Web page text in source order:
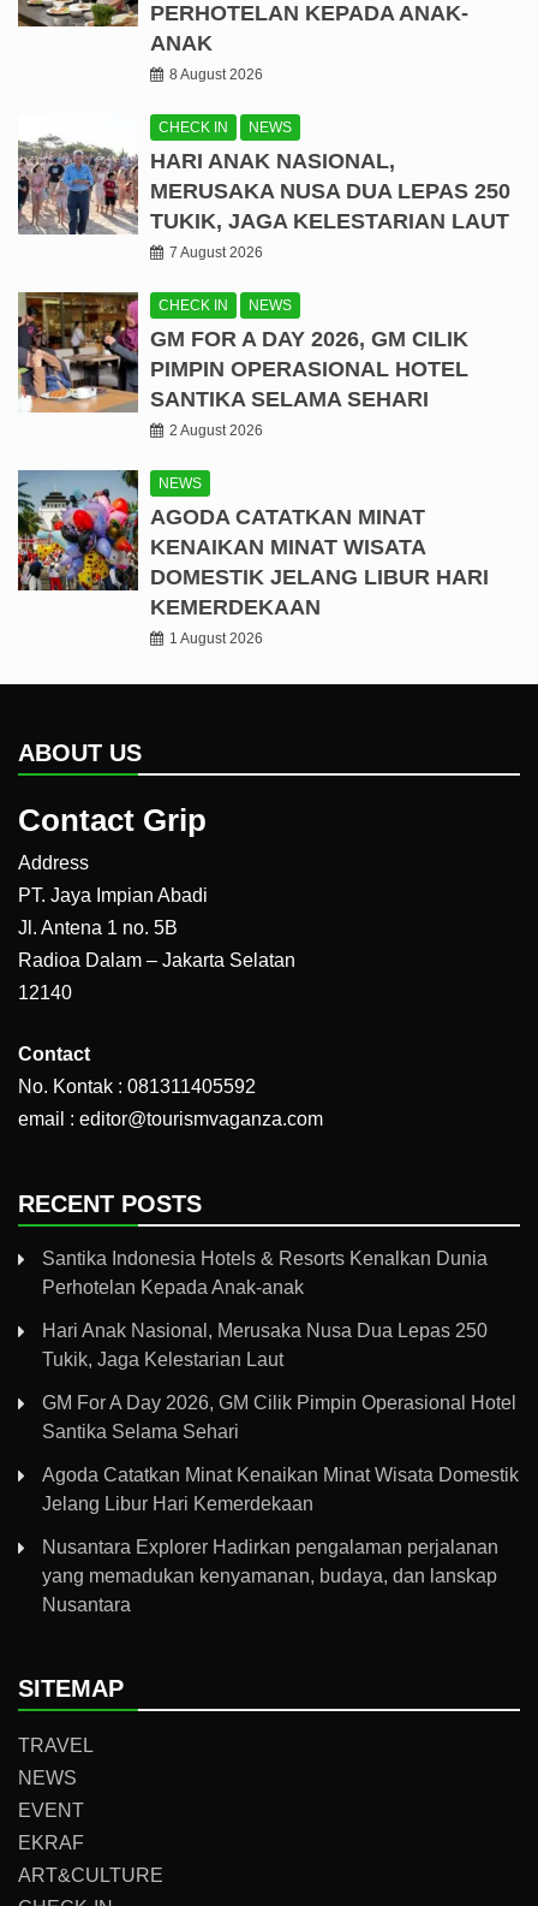
PERHOTELAN KEPADA ANAK-
ANAK
8 August 2026
CHECK IN NEWS
HARI ANAK NASIONAL,
MERUSAKA NUSA DUA LEPAS 250
TUKIK, JAGA KELESTARIAN LAUT
7 August 2026
CHECK IN NEWS
GM FOR A DAY 2026, GM CILIK
PIMPIN OPERASIONAL HOTEL
SANTIKA SELAMA SEHARI
2 August 2026
NEWS
AGODA CATATKAN MINAT
KENAIKAN MINAT WISATA
DOMESTIK JELANG LIBUR HARI
KEMERDEKAAN
1 August 2026
ABOUT US
Contact Grip
Address
PT. Jaya Impian Abadi
Jl. Antena 1 no. 5B
Radioa Dalam – Jakarta Selatan
12140
Contact
No. Kontak : 081311405592
email : editor@tourismvaganza.com
RECENT POSTS
Santika Indonesia Hotels & Resorts Kenalkan Dunia
Perhotelan Kepada Anak-anak
Hari Anak Nasional, Merusaka Nusa Dua Lepas 250
Tukik, Jaga Kelestarian Laut
GM For A Day 2026, GM Cilik Pimpin Operasional Hotel
Santika Selama Sehari
Agoda Catatkan Minat Kenaikan Minat Wisata Domestik
Jelang Libur Hari Kemerdekaan
Nusantara Explorer Hadirkan pengalaman perjalanan
yang memadukan kenyamanan, budaya, dan lanskap
Nusantara
SITEMAP
TRAVEL
NEWS
EVENT
EKRAF
ART&CULTURE